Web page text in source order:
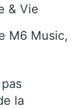
& Vie
M6 Music,
la